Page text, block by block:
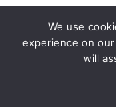
We use
experience on
will